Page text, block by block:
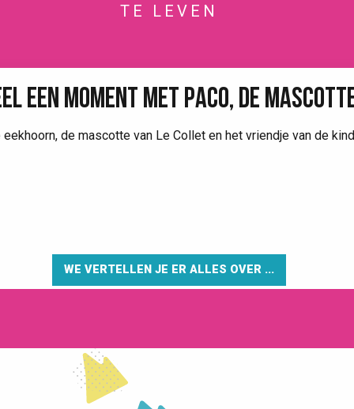
TE LEVEN
EEN MOMENT MET PACO, DE
eekhoorn, de mascotte van Le Collet en het vriendje van de
WE VERTELLEN JE ER ALLES OVER ...